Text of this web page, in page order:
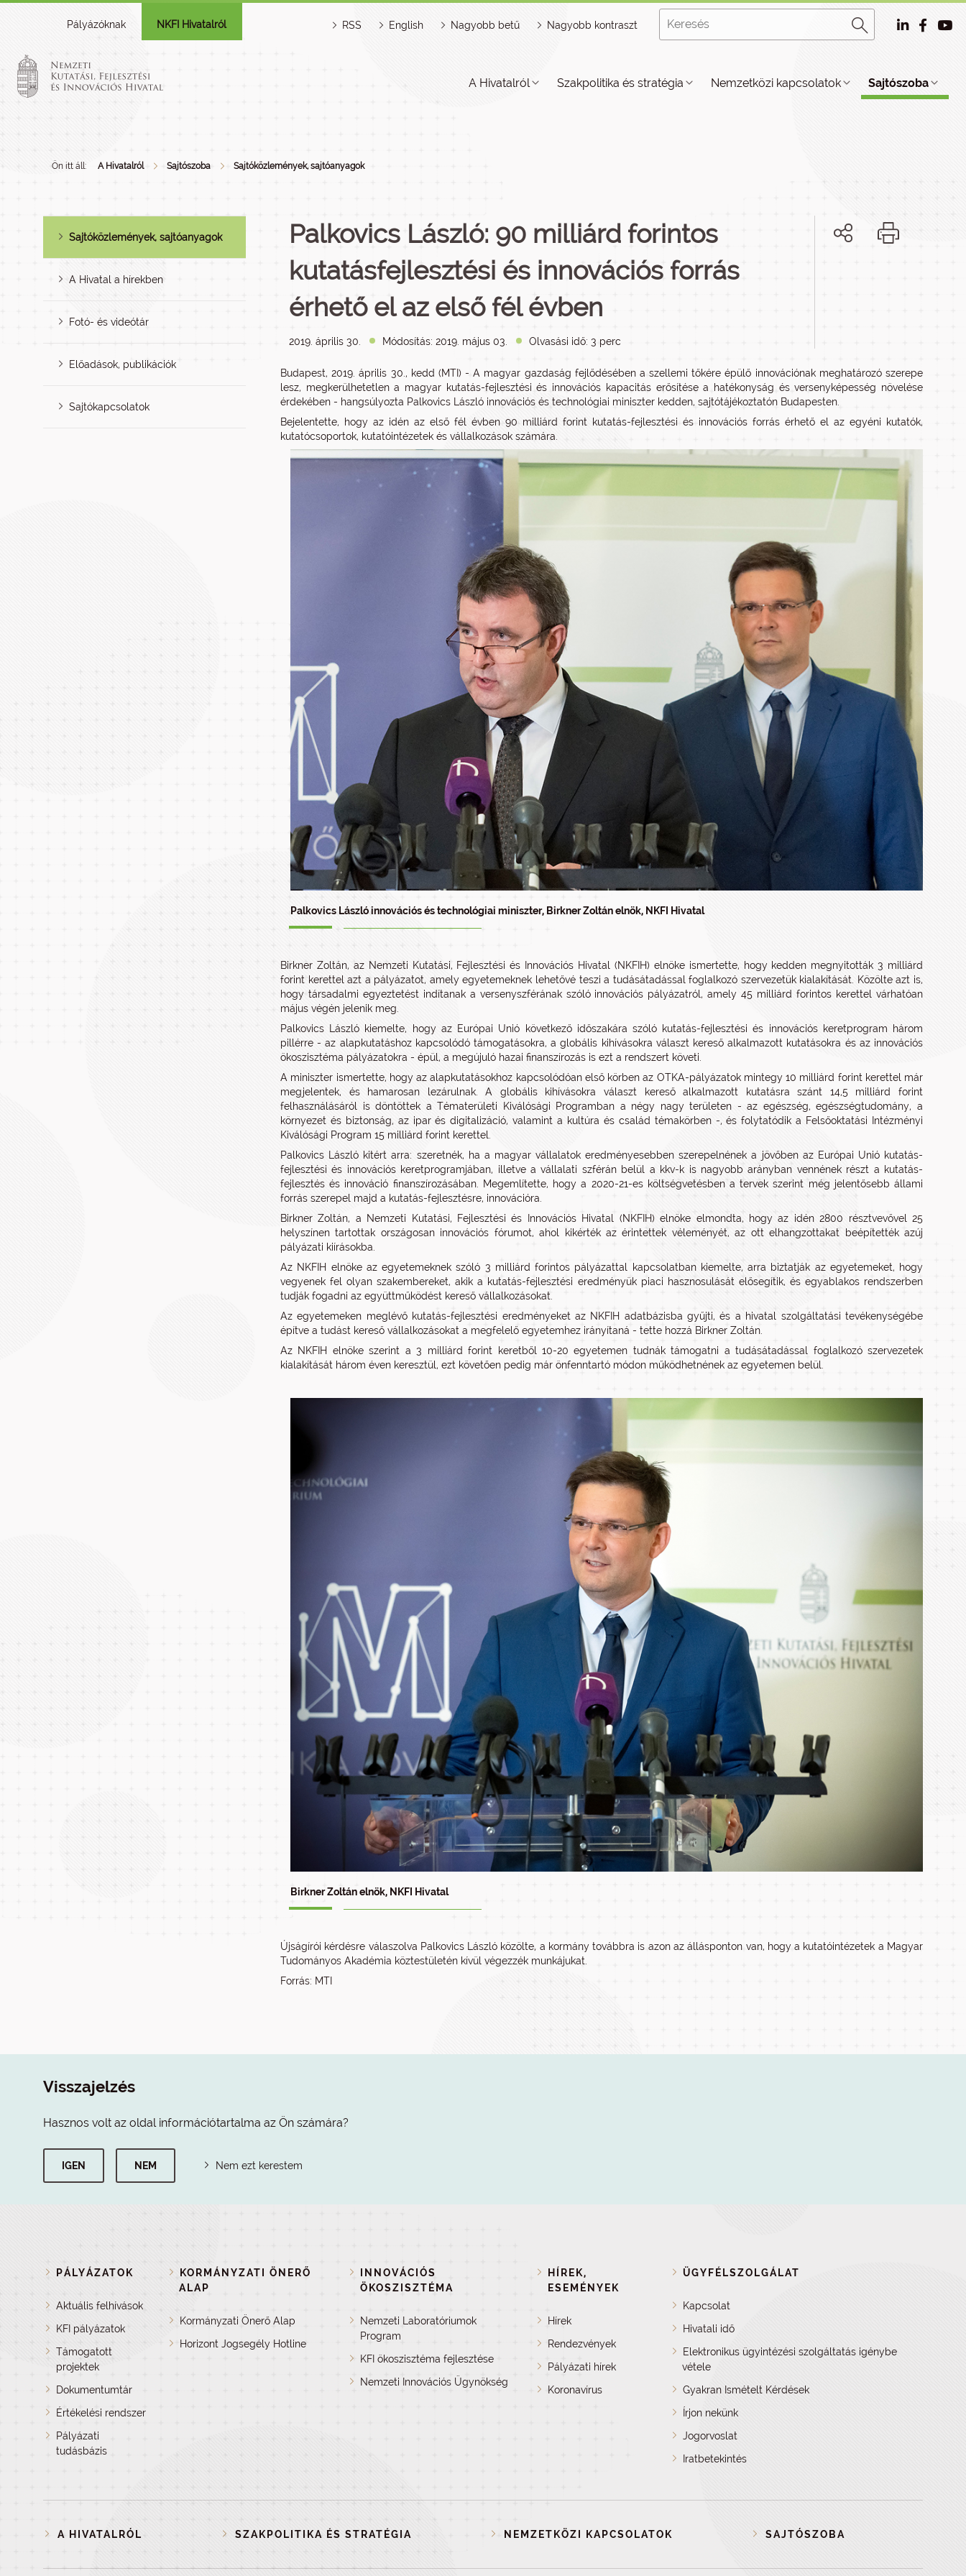
Pályázóknak NKFI Hivatalról RSS English Nagyobb betű Nagyobb kontraszt
A Hivatalról Szakpolitika és stratégia Nemzetközi kapcsolatok Sajtószoba
Ön itt áll: A Hivatalról Sajtószoba Sajtóközlemények, sajtóanyagok
Sajtóközlemények, sajtóanyagok
A Hivatal a hírekben
Fotó- és videótár
Előadások, publikációk
Sajtókapcsolatok
Palkovics László: 90 milliárd forintos
kutatásfejlesztési és innovációs forrás
érhető el az első fél évben
2019. április 30. Módosítás: 2019. május 03. Olvasási idő: 3 perc
Budapest, 2019. április 30., kedd (MTI) - A magyar gazdaság fejlődésében a szellemi tőkére épülő innovációnak meghatározó szerepe
lesz, megkerülhetetlen a magyar kutatás-fejlesztési és innovációs kapacitás erősítése a hatékonyság és versenyképesség növelése
érdekében - hangsúlyozta Palkovics László innovációs és technológiai miniszter kedden, sajtótájékoztatón Budapesten.
Bejelentette, hogy az idén az első fél évben 90 milliárd forint kutatás-fejlesztési és innovációs forrás érhető el az egyéni kutatók,
kutatócsoportok, kutatóintézetek és vállalkozások számára.
Palkovics László innovációs és technológiai miniszter, Birkner Zoltán elnök, NKFI Hivatal
Birkner Zoltán, az Nemzeti Kutatási, Fejlesztési és Innovációs Hivatal (NKFIH) elnöke ismertette, hogy kedden megnyitották 3 milliárd
forint kerettel azt a pályázatot, amely egyetemeknek lehetővé teszi a tudásátadással foglalkozó szervezetük kialakítását. Közölte azt is,
hogy társadalmi egyeztetést indítanak a versenyszférának szóló innovációs pályázatról, amely 45 milliárd forintos kerettel várhatóan
május végén jelenik meg.
Palkovics László kiemelte, hogy az Európai Unió következő időszakára szóló kutatás-fejlesztési és innovációs keretprogram három
pillérre - az alapkutatáshoz kapcsolódó támogatásokra, a globális kihívásokra választ kereső alkalmazott kutatásokra és az innovációs
ökoszisztéma pályázatokra - épül, a megújuló hazai finanszírozás is ezt a rendszert követi.
A miniszter ismertette, hogy az alapkutatásokhoz kapcsolódóan első körben az OTKA-pályázatok mintegy 10 milliárd forint kerettel már
megjelentek, és hamarosan lezárulnak. A globális kihívásokra választ kereső alkalmazott kutatásra szánt 14,5 milliárd forint
felhasználásáról is döntöttek a Tématerületi Kiválósági Programban a négy nagy területen - az egészség, egészségtudomány, a
környezet és biztonság, az ipar és digitalizáció, valamint a kultúra és család témakörben -, és folytatódik a Felsőoktatási Intézményi
Kiválósági Program 15 milliárd forint kerettel.
Palkovics László kitért arra: szeretnék, ha a magyar vállalatok eredményesebben szerepelnének a jövőben az Európai Unió kutatás-
fejlesztési és innovációs keretprogramjában, illetve a vállalati szférán belül a kkv-k is nagyobb arányban vennének részt a kutatás-
fejlesztés és innováció finanszírozásában. Megemlítette, hogy a 2020-21-es költségvetésben a tervek szerint még jelentősebb állami
forrás szerepel majd a kutatás-fejlesztésre, innovációra.
Birkner Zoltán, a Nemzeti Kutatási, Fejlesztési és Innovációs Hivatal (NKFIH) elnöke elmondta, hogy az idén 2800 résztvevővel 25
helyszínen tartottak országosan innovációs fórumot, ahol kikérték az érintettek véleményét, az ott elhangzottakat beépítették azúj
pályázati kiírásokba.
Az NKFIH elnöke az egyetemeknek szóló 3 milliárd forintos pályázattal kapcsolatban kiemelte, arra biztatják az egyetemeket, hogy
vegyenek fel olyan szakembereket, akik a kutatás-fejlesztési eredményük piaci hasznosulását elősegítik, és egyablakos rendszerben
tudják fogadni az együttműködést kereső vállalkozásokat.
Az egyetemeken meglévő kutatás-fejlesztési eredményeket az NKFIH adatbázisba gyűjti, és a hivatal szolgáltatási tevékenységébe
építve a tudást kereső vállalkozásokat a megfelelő egyetemhez irányítaná - tette hozzá Birkner Zoltán.
Az NKFIH elnöke szerint a 3 milliárd forint keretből 10-20 egyetemen tudnák támogatni a tudásátadással foglalkozó szervezetek
kialakítását három éven keresztül, ezt követően pedig már önfenntartó módon működhetnének az egyetemen belül.
Birkner Zoltán elnök, NKFI Hivatal
Újságírói kérdésre válaszolva Palkovics László közölte, a kormány továbbra is azon az állásponton van, hogy a kutatóintézetek a Magyar
Tudományos Akadémia köztestületén kívül végezzék munkájukat.
Forrás: MTI
Visszajelzés
Hasznos volt az oldal információtartalma az Ön számára?
IGEN NEM Nem ezt kerestem
PÁLYÁZATOK
Aktuális felhívások
KFI pályázatok
Támogatott
projektek
Dokumentumtár
Értékelési rendszer
Pályázati
tudásbázis
KORMÁNYZATI ÖNERŐ
ALAP
Kormányzati Önerő Alap
Horizont Jogsegély Hotline
INNOVÁCIÓS
ÖKOSZISZTÉMA
Nemzeti Laboratóriumok
Program
KFI ökoszisztéma fejlesztése
Nemzeti Innovációs Ügynökség
HÍREK,
ESEMÉNYEK
Hírek
Rendezvények
Pályázati hírek
Koronavírus
ÜGYFÉLSZOLGÁLAT
Kapcsolat
Hivatali idő
Elektronikus ügyintézési szolgáltatás igénybe
vétele
Gyakran Ismételt Kérdések
Írjon nekünk
Jogorvoslat
Iratbetekintés
A HIVATALRÓL SZAKPOLITIKA ÉS STRATÉGIA NEMZETKÖZI KAPCSOLATOK SAJTÓSZOBA